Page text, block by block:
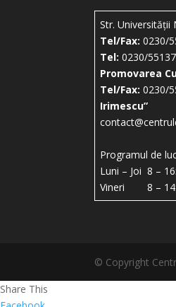
Str. Universității
Tel/Fax: 0230/
Tel: 0230/
Promovarea
Tel/Fax: 0230/
Irimescu”
Programul de
Luni – Joi 8 –
Vineri 8 –
© Copyright
Share This